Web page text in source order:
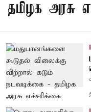
தமிழக அரசு